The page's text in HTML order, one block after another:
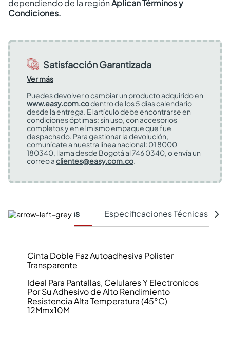
dependiendo de la regiónAplican Términos y
Condiciones.
Satisfacción Garantizada
Ver más
Puedes devolver o cambiar un producto adquirido en
www.easy.com.codentro de los 5 días calendario
desde la entrega. El artículo debe encontrarse en
condiciones óptimas: sin uso, con accesorios
completos y en el mismo empaque que fue
despachado. Para gestionar la devolución,
comunícate a nuestra línea nacional: 01 8000
180340, llama desde Bogotá al 746 0340, o envía un
correo aclientes@easy.com.co.
Características Especificaciones Técnicas
Cinta Doble Faz Autoadhesiva Polister
Transparente
Ideal Para Pantallas, Celulares Y Electronicos
Por Su Adhesivo de Alto Rendimiento
Resistencia Alta Temperatura (45°C)
12Mmx10M